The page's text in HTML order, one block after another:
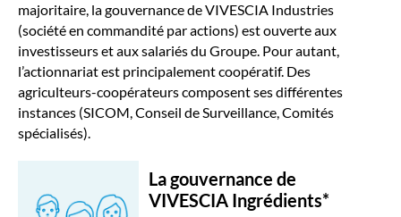
majoritaire, la gouvernance de VIVESCIA Industries
(société en commandité par actions) est ouverte aux
investisseurs et aux salariés du Groupe. Pour autant,
l’actionnariat est principalement coopératif. Des
agriculteurs-coopérateurs composent ses différentes
instances (SICOM, Conseil de Surveillance, Comités
spécialisés).
La gouvernance de
VIVESCIA Ingrédients*